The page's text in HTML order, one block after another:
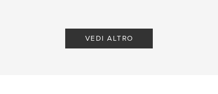
VEDI ALTRO